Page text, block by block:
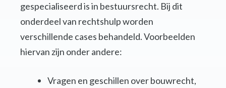
gespecialiseerd is in bestuursrecht. Bij dit
onderdeel van rechtshulp worden
verschillende cases behandeld. Voorbeelden
hiervan zijn onder andere:
Vragen en geschillen over bouwrecht,